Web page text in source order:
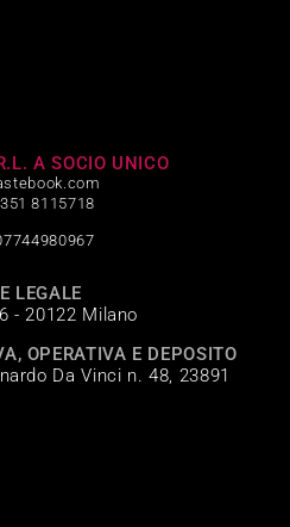
A SOCIO UNICO
8115718
LEGALE
- 20122 Milano
OPERATIVA E DEPOSITO
Da Vinci n. 48, 23891